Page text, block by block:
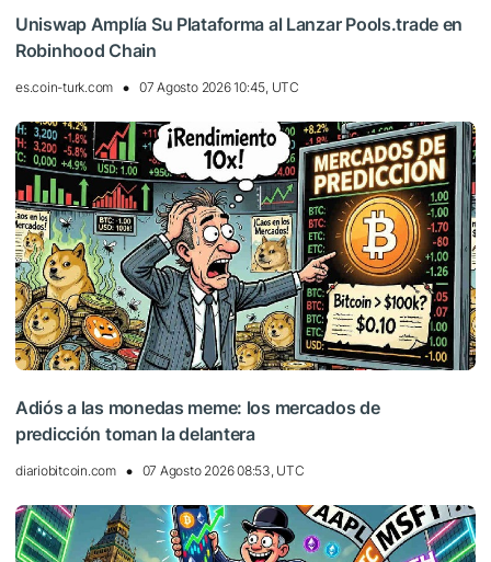
Uniswap Amplía Su Plataforma al Lanzar Pools.trade en
Robinhood Chain
es.coin-turk.com 07 Agosto 2026 10:45, UTC
Adiós a las monedas meme: los mercados de
predicción toman la delantera
diariobitcoin.com 07 Agosto 2026 08:53, UTC